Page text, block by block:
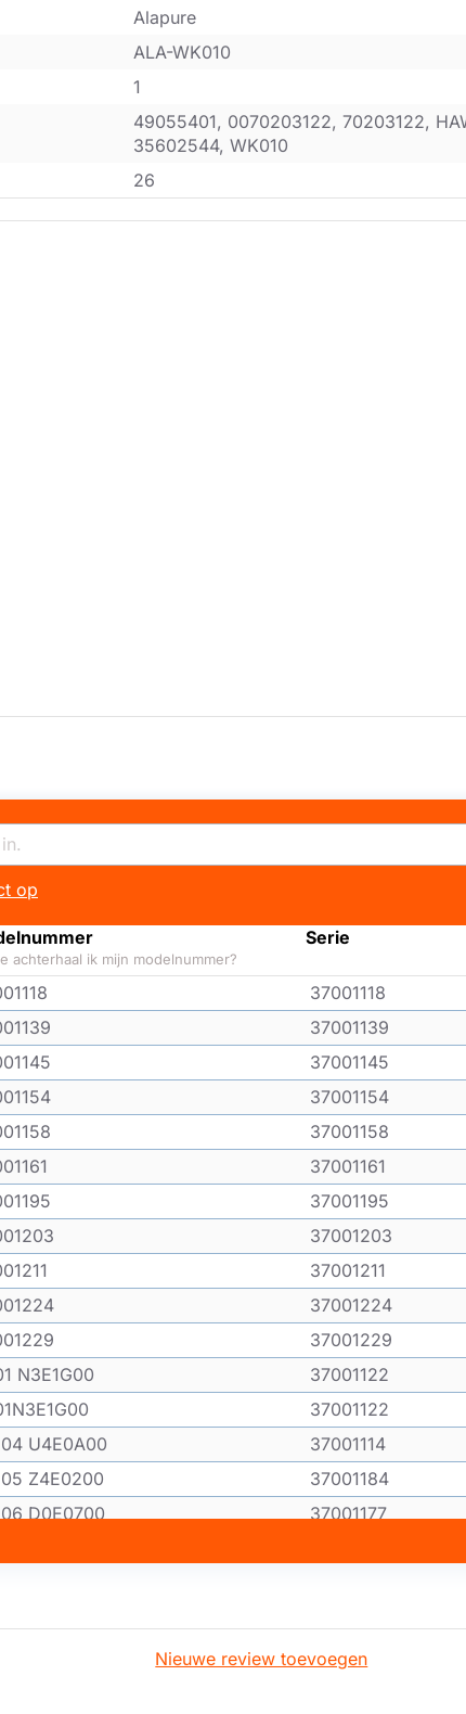
Alapure
ALA-WK010
1
49055401, 0070203122, 70203122,
35602544, WK010
26
op
achterhaal ik mijn modelnummer?
Serie
37001118
37001139
37001145
37001154
37001158
37001161
37001195
37001203
37001211
37001224
37001229
N3E1G00
37001122
37001122
U4E0A00
37001114
Z4E0200
37001184
D0E0700
37001177
37001144
Nieuwe review toevoegen